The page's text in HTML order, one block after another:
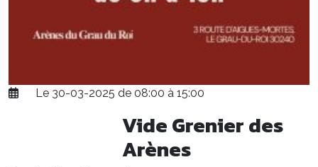
Le 30-03-2025 de 08:00 à 15:00
Vide Grenier des
Arènes